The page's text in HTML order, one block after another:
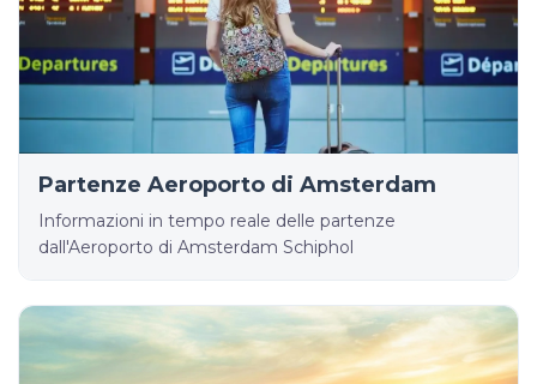
Partenze Aeroporto di Amsterdam
Informazioni in tempo reale delle partenze
dall'Aeroporto di Amsterdam Schiphol